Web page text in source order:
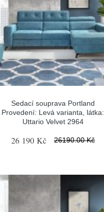
Sedací souprava Portland
Provedení: Levá varianta, látka:
Uttario Velvet 2964
26 190 Kč 26190.00 Kč